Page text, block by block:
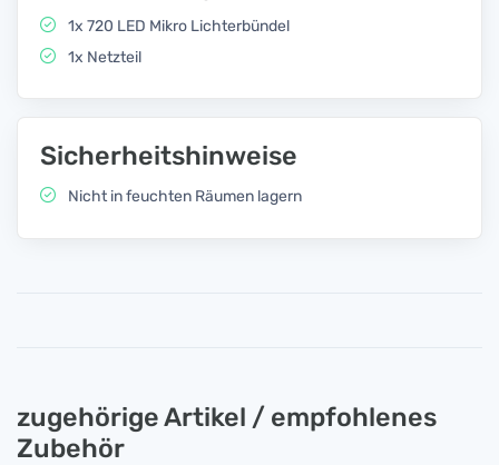
1x 720 LED Mikro Lichterbündel
1x Netzteil
Sicherheitshinweise
Nicht in feuchten Räumen lagern
zugehörige Artikel / empfohlenes
Zubehör